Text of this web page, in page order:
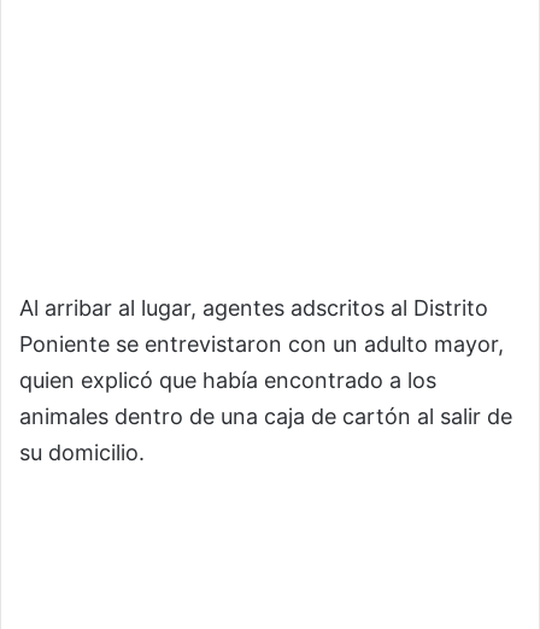
Al arribar al lugar, agentes adscritos al Distrito
Poniente se entrevistaron con un adulto mayor,
quien explicó que había encontrado a los
animales dentro de una caja de cartón al salir de
su domicilio.